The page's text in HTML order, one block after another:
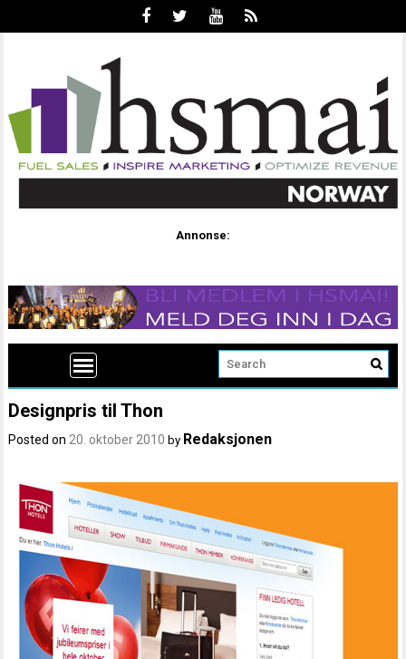
Annonse:
Designpris til Thon
Posted on20. oktober 2010 by Redaksjonen